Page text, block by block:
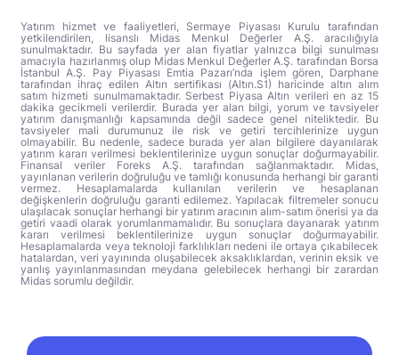
Yatırım hizmet ve faaliyetleri, Sermaye Piyasası Kurulu tarafından
yetkilendirilen, lisanslı Midas Menkul Değerler A.Ş. aracılığıyla
sunulmaktadır. Bu sayfada yer alan fiyatlar yalnızca bilgi sunulması
amacıyla hazırlanmış olup Midas Menkul Değerler A.Ş. tarafından Borsa
İstanbul A.Ş. Pay Piyasası Emtia Pazarı’nda işlem gören, Darphane
tarafından ihraç edilen Altın sertifikası (Altın.S1) haricinde altın alım
satım hizmeti sunulmamaktadır. Serbest Piyasa Altın verileri en az 15
dakika gecikmeli verilerdir. Burada yer alan bilgi, yorum ve tavsiyeler
yatırım danışmanlığı kapsamında değil sadece genel niteliktedir. Bu
tavsiyeler mali durumunuz ile risk ve getiri tercihlerinize uygun
olmayabilir. Bu nedenle, sadece burada yer alan bilgilere dayanılarak
yatırım kararı verilmesi beklentilerinize uygun sonuçlar doğurmayabilir.
Finansal veriler Foreks A.Ş. tarafından sağlanmaktadır. Midas,
yayınlanan verilerin doğruluğu ve tamlığı konusunda herhangi bir garanti
vermez. Hesaplamalarda kullanılan verilerin ve hesaplanan
değişkenlerin doğruluğu garanti edilemez. Yapılacak filtremeler sonucu
ulaşılacak sonuçlar herhangi bir yatırım aracının alım-satım önerisi ya da
getiri vaadi olarak yorumlanmamalıdır. Bu sonuçlara dayanarak yatırım
kararı verilmesi beklentilerinize uygun sonuçlar doğurmayabilir.
Hesaplamalarda veya teknoloji farklılıkları nedeni ile ortaya çıkabilecek
hatalardan, veri yayınında oluşabilecek aksaklıklardan, verinin eksik ve
yanlış yayınlanmasından meydana gelebilecek herhangi bir zarardan
Midas sorumlu değildir.